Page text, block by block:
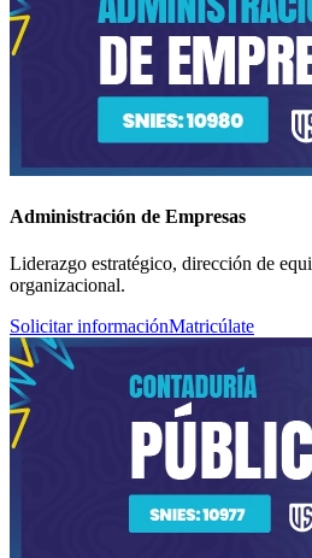
Administración de Empresas
Liderazgo estratégico, dirección de
organizacional.
Solicitar informaciónMatricúlate